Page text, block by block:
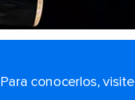
conocerlos, visite